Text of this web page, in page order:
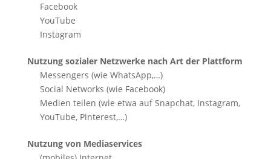
Facebook
YouTube
Instagram
Nutzung sozialer Netzwerke nach Art der Plattform
Messengers (wie WhatsApp,…)
Social Networks (wie Facebook)
Medien teilen (wie etwa auf Snapchat, Instagram,
YouTube, Pinterest,…)
Nutzung von Mediaservices